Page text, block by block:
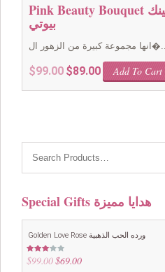
Pink Beauty Bouquet بوكيه بينك
بيوتي
انها مجموعة كبيرة من الزهور ال�...
$99.00 Original
$89.00Current
price
Add To Cart
Special Gifts هدايا مميزة
Golden Love Rose ورده الحب الذهبية
Rated
3.00
$99.00 Original
$69.00Current